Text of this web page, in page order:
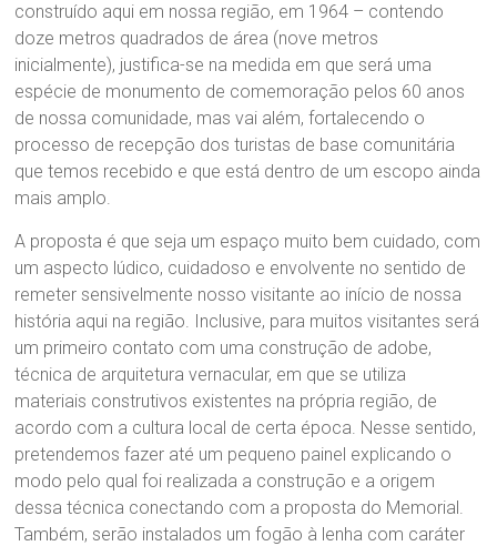
construído aqui em nossa região, em 1964 – contendo
doze metros quadrados de área (nove metros
inicialmente), justifica-se na medida em que será uma
espécie de monumento de comemoração pelos 60 anos
de nossa comunidade, mas vai além, fortalecendo o
processo de recepção dos turistas de base comunitária
que temos recebido e que está dentro de um escopo ainda
mais amplo.
A proposta é que seja um espaço muito bem cuidado, com
um aspecto lúdico, cuidadoso e envolvente no sentido de
remeter sensivelmente nosso visitante ao início de nossa
história aqui na região. Inclusive, para muitos visitantes será
um primeiro contato com uma construção de adobe,
técnica de arquitetura vernacular, em que se utiliza
materiais construtivos existentes na própria região, de
acordo com a cultura local de certa época. Nesse sentido,
pretendemos fazer até um pequeno painel explicando o
modo pelo qual foi realizada a construção e a origem
dessa técnica conectando com a proposta do Memorial.
Também, serão instalados um fogão à lenha com caráter